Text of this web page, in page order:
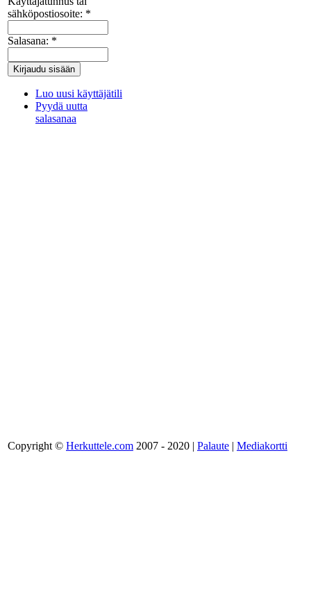
sähköpostiosoite: *
Salasana: *
Luo uusi käyttäjätili
Pyydä uutta
salasanaa
Copyright © Herkuttele.com 2007 - 2020 | Palaute | Mediakortti